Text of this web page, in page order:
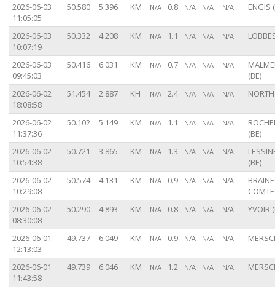
2026-06-03
11:05:05
50.580 5.396 KM N/A 0.8 N/A N/A N/A ENGIS
2026-06-03
10:07:19
50.332 4.208 KM N/A 1.1 N/A N/A N/A
2026-06-03
09:45:03
50.416 6.031 KM N/A 0.7 N/A N/A N/A
(BE)
2026-06-02
18:08:58
51.454 2.887 KH N/A 2.4 N/A N/A N/A
2026-06-02
11:37:36
50.102 5.149 KM N/A 1.1 N/A N/A N/A
(BE)
2026-06-02
10:54:38
50.721 3.865 KM N/A 1.3 N/A N/A N/A
(BE)
2026-06-02
10:29:08
50.574 4.131 KM N/A 0.9 N/A N/A N/A
2026-06-02
08:30:08
50.290 4.893 KM N/A 0.8 N/A N/A N/A YVOIR
2026-06-01
12:13:03
49.737 6.049 KM N/A 0.9 N/A N/A N/A
2026-06-01
11:43:58
49.739 6.046 KM N/A 1.2 N/A N/A N/A